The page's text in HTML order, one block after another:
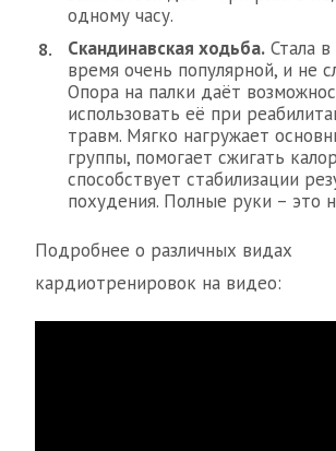
одному часу.
Скандинавская ходьба. Стала
время очень популярной, и не
Опора на палки даёт
использовать её при
травм. Мягко нагружает
группы, помогает сжигать
способствует стабилизации
похудения. Полные руки – это
Подробнее о различных видах
кардиотренировок на видео: